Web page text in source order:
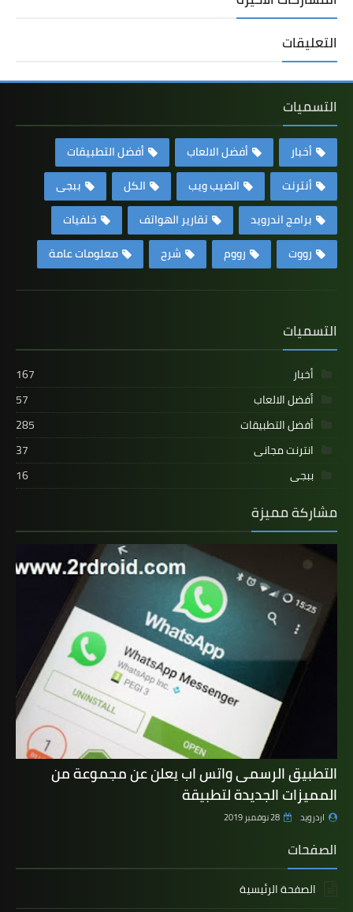
التعليقات
التسميات
أخبار أفضل الالعاب
أفضل التطبيقات
أنترنت
الضيب ويب الكل
ببجى
برامج اندرويد
تقارير الهواتف
خلفيات
رووت
رووم شرح معلومات عامة
التسميات
أخبار
167
أفضل الالعاب
57
أفضل التطبيقات
285
انترنت مجانى
37
ببجى
16
مشاركة مميزة
التطبيق الرسمى واتس اب يعلن عن مجموعة من
المميزات الجديدة لتطبيقة
اردرويد 28 نوفمبر 2019
الصفحات
الصفحة الرئيسية